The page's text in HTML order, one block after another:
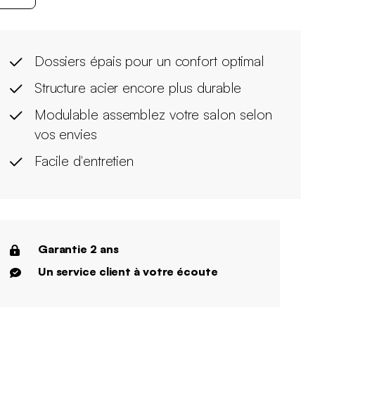
Dossiers épais pour un confort optimal
Structure acier encore plus durable
Modulable assemblez votre salon selon
vos envies
Facile d'entretien
Garantie 2 ans
Un service client à votre écoute